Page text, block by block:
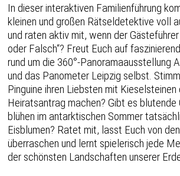
In dieser interaktiven Familienführung
kleinen und großen Rätseldetektive voll
und raten aktiv mit, wenn der
oder Falsch“? Freut Euch auf
rund um die 360°-Panoramaausstellung
und das Panometer Leipzig selbst.
Pinguine ihren Liebsten mit Kieselsteinen
Heiratsantrag machen? Gibt es blutende
blühen im antarktischen Sommer
Eisblumen? Ratet mit, lasst Euch von
überraschen und lernt spielerisch jede
der schönsten Landschaften unserer